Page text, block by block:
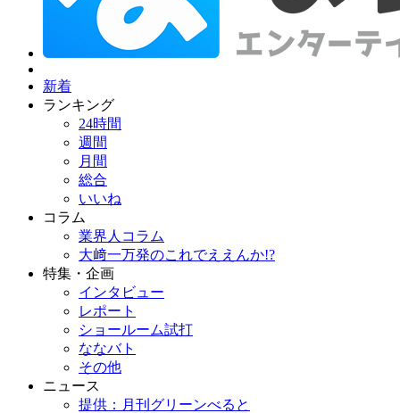
新着
ランキング
24時間
週間
月間
総合
いいね
コラム
業界人コラム
大﨑一万発のこれでええんか!?
特集・企画
インタビュー
レポート
ショールーム試打
ななバト
その他
ニュース
提供：月刊グリーンべると